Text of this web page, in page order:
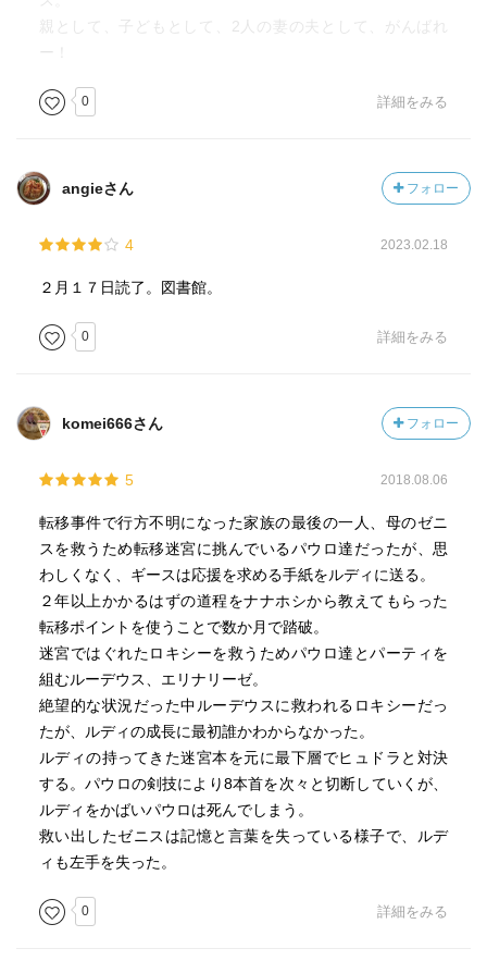
親として、子どもとして、2人の妻の夫として、がんばれ
ー！
0 詳細をみる
angieさん フォロー
4 2023.02.18
２月１７日読了。図書館。
0 詳細をみる
komei666さん フォロー
5 2018.08.06
転移事件で行方不明になった家族の最後の一人、母のゼニ
スを救うため転移迷宮に挑んでいるパウロ達だったが、思
わしくなく、ギースは応援を求める手紙をルディに送る。
２年以上かかるはずの道程をナナホシから教えてもらった
転移ポイントを使うことで数か月で踏破。
迷宮ではぐれたロキシーを救うためパウロ達とパーティを
組むルーデウス、エリナリーゼ。
絶望的な状況だった中ルーデウスに救われるロキシーだっ
たが、ルディの成長に最初誰かわからなかった。
ルディの持ってきた迷宮本を元に最下層でヒュドラと対決
する。パウロの剣技により8本首を次々と切断していくが、
ルディをかばいパウロは死んでしまう。
救い出したゼニスは記憶と言葉を失っている様子で、ルデ
ィも左手を失った。
0 詳細をみる